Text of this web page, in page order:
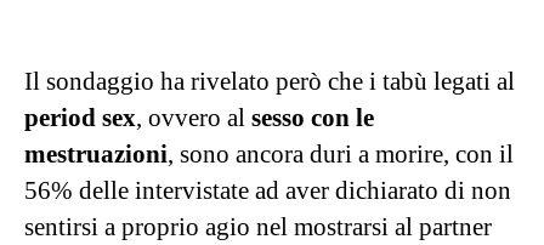
Il sondaggio ha rivelato però che i tabù legati al
period sex, ovvero al sesso con le
mestruazioni, sono ancora duri a morire, con il
56% delle intervistate ad aver dichiarato di non
sentirsi a proprio agio nel mostrarsi al partner